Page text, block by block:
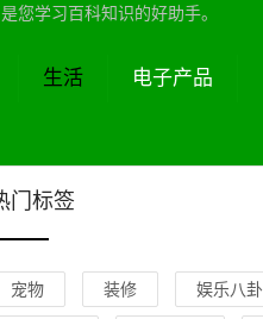
您学习百科知识的好助手。
生活 电子产品
门标签
宠物 装修 娱乐八卦